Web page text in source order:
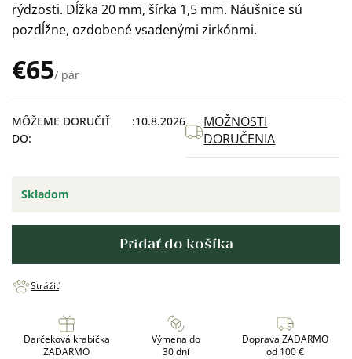
€65/ pár
Jednotková
cena:
Skladom
MÔŽEME DORUČIŤ
DO:
10.8.2026
MOŽNOSTI
DORUČENIA
Pridať do košíka
rýdzosti. Dĺžka 20 mm, šírka 1,5 mm. Náušnice sú
pozdĺžne, ozdobené vsadenými zirkónmi.
Strážiť
Darčeková krabička
ZADARMO
Výmena do
30 dní
Doprava ZADARMO
od 100 €